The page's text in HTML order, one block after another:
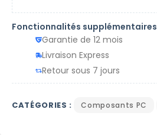
Fonctionnalités supplémentaires
Garantie de 12 mois
Livraison Express
Retour sous 7 jours
CATÉGORIES : Composants PC